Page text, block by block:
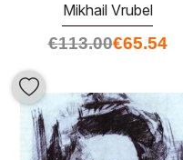
Mikhail Vrubel
€113.00€65.54